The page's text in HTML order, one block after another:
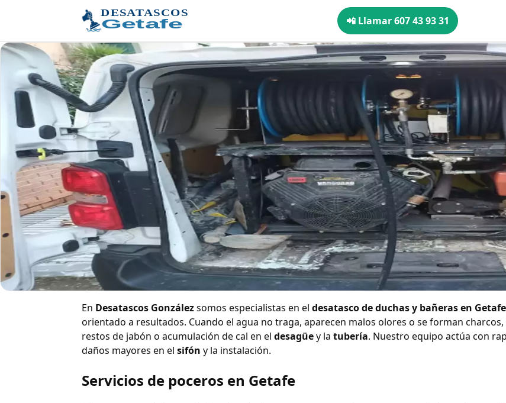
📲 Llamar 607 43 93 31
Desatasco de duchas y bañeras en
En Desatascos Gonzálezsomos especialistas en el desatasco de duchas y bañeras en Getafe
orientado a resultados. Cuando el agua no traga, aparecen malos olores o se forman
restos de jabón o acumulación de cal en el desagüey la tubería. Nuestro equipo actúa con
daños mayores en el sifón y la instalación.
Servicios de poceros en Getafe